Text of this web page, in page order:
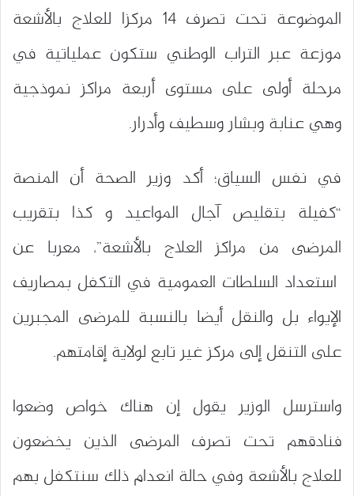
الموضوعة تحت تصرف 14 مركزا للعلاج بالأشعة
موزعة عبر التراب الوطني ستكون عملياتية في
مرحلة أولى على مستوى أربعة مراكز نموذجية
وهي عنابة وبشار وسطيف وأدرار.
في نفس السياق؛ أكد وزير الصحة أن المنصة
“كفيلة بتقليص آجال المواعيد و كذا بتقريب
المرضى من مراكز العلاج بالأشعة”، معربا عن
استعداد السلطات العمومية في التكفل بمصاريف
الإيواء بل والنقل أيضا بالنسبة للمرضى المجبرين
على التنقل إلى مركز غير تابع لولاية إقامتهم.
واسترسل الوزير يقول إن هناك خواص وضعوا
فنادقهم تحت تصرف المرضى الذين يخضعون
للعلاج بالأشعة وفي حالة انعدام ذلك سنتكفل بهم